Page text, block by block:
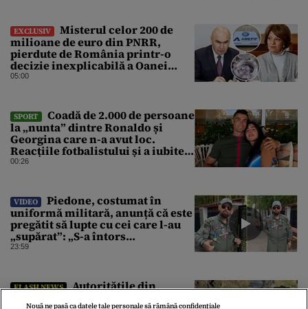
EXCLUSIV
Misterul celor 200 de
milioane de euro din PNRR,
pierdute de România printr-o
decizie inexplicabilă a Oanei
Gheorghiu. Ultima hotărâre de
05:00
SPORT
Coadă de 2.000 de persoane
la „nunta” dintre Ronaldo și
Georgina care n-a avut loc.
Reacțiile fotbalistului și a iubitei
sale pe social media
00:26
VIDEO
Piedone, costumat în
uniformă militară, anunță că este
pregătit să lupte cu cei care l-au
„supărat”: „S-a întors
boomerangul”
23:59
FLASH NEWS
Autoritățile din
Nouă ne pasă ca datele tale personale să rămână confidențiale